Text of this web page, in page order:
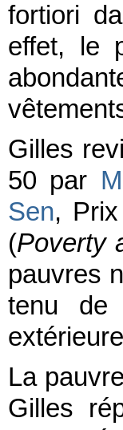
fortiori
effet, le
Gilles
50 par
Sen,
(Poverty
pauvres
tenu de
La
Gilles